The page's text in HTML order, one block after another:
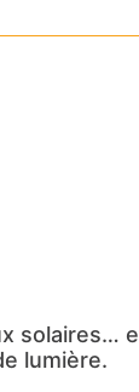
solaires…
lumière.